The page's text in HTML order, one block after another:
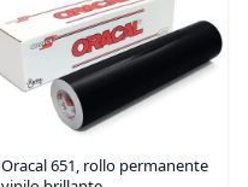
Oracal 651, rollo permanente